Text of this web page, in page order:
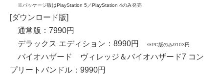
※パッケージ版はPlayStation 5／PlayStation 4のみ発売
[ダウンロード版]
通常版：7990円
デラックス エディション：8990円
※PC版のみ9103円
バイオハザード ヴィレッジ＆バイオハザード7 コン
プリートバンドル：9990円